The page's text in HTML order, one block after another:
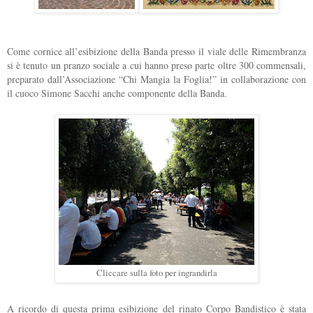
Come cornice all’esibizione della Banda presso il viale delle Rimembranza
si è tenuto un pranzo sociale a cui hanno preso parte oltre 300 commensali,
preparato dall’Associazione “Chi Mangia la Foglia!” in collaborazione con
il cuoco Simone Sacchi anche componente della Banda.
Cliccare sulla foto per ingrandirla
A ricordo di questa prima esibizione del rinato Corpo Bandistico è stata